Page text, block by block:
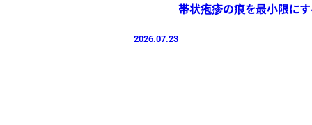
2026.07.23
帯状疱疹の痕を最小限にす